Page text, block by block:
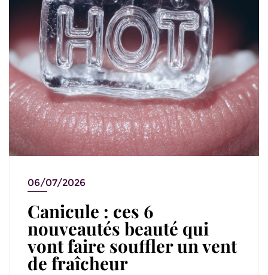
06/07/2026
Canicule : ces 6
nouveautés beauté qui
vont faire souffler un vent
de fraîcheur